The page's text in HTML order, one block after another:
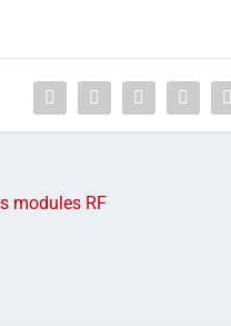
modules RF